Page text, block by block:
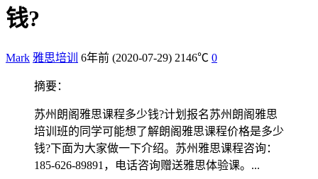
钱?
Mark 雅思培训 6年前 (2020-07-29) 2146℃ 0
摘要：
苏州朗阁雅思课程多少钱?计划报名苏州朗阁雅思
培训班的同学可能想了解朗阁雅思课程价格是多少
钱?下面为大家做一下介绍。苏州雅思课程咨询：
185-626-89891，电话咨询赠送雅思体验课。...